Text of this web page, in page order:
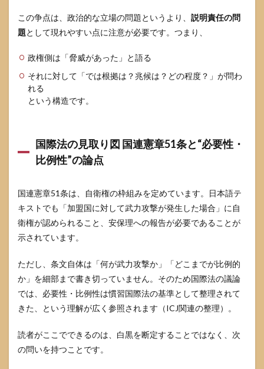
この争点は、政治的な立場の問題というより、 説明責任の問
題として現れやすい点に注意が必要です。つまり、
政権側は「脅威があった」と語る
それに対して「では根拠は？兆候は？どの程度？」が問わ
れる
という構造です。
国際法の見取り図 国連憲章51条と“必要性・
比例性”の論点
国連憲章51条は、自衛権の枠組みを定めています。日本語テ
キストでも「加盟国に対して武力攻撃が発生した場合」に自
衛権が認められること、安保理への報告が必要であることが
示されています。
ただし、条文自体は「何が武力攻撃か」「どこまでが比例的
か」を細部まで書き切っていません。そのため国際法の議論
では、必要性・比例性は慣習国際法の基準として整理されて
きた、という理解が広く参照されます（ICJ関連の整理）。
読者がここでできるのは、白黒を断定することではなく、次
の問いを持つことです。